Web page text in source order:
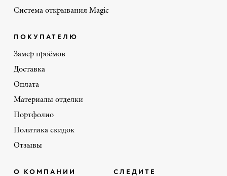
Система открывания Magic
ПОКУПАТЕЛЮ
Замер проёмов
Доставка
Оплата
Материалы отделки
Портфолио
Политика скидок
Отзывы
О КОМПАНИИ СЛЕДИТЕ